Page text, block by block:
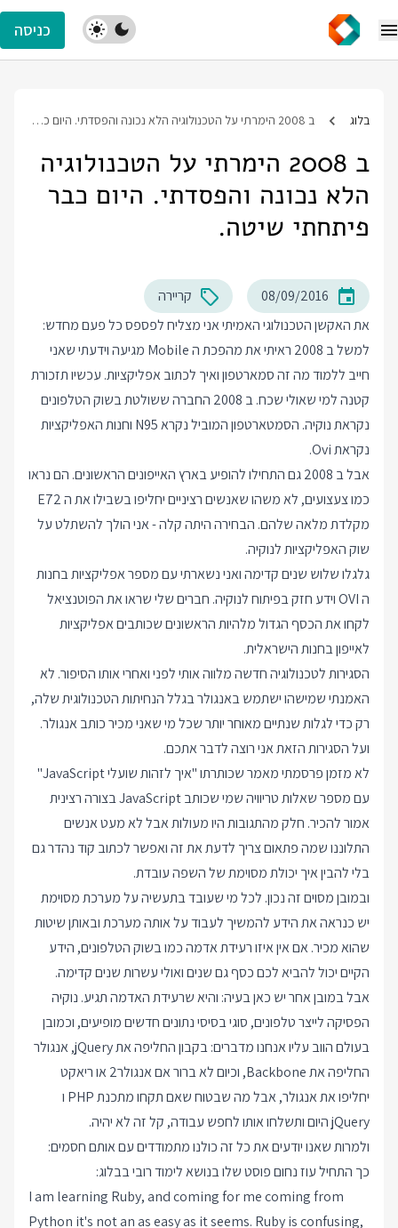
כניסה
בלוג ב 2008 הימרתי על הטכנולוגיה הלא נכונה והפסדתי. היום כבר פיתחתי שיטה.
ב 2008 הימרתי על הטכנולוגיה
הלא נכונה והפסדתי. היום כבר
פיתחתי שיטה.
08/09/2016
קריירה
את האקשן הטכנולוגי האמיתי אני מצליח לפספס כל פעם מחדש:
למשל ב 2008 ראיתי את מהפכת ה Mobile מגיעה וידעתי שאני
חייב ללמוד מה זה סמארטפון ואיך לכתוב אפליקציות. עכשיו תזכורת
קטנה למי שאולי שכח. ב 2008 החברה ששולטת בשוק הטלפונים
נקראת נוקיה. הסמטארטפון המוביל נקרא N95 וחנות האפליקציות
נקראת Ovi.
אבל ב 2008 גם התחילו להופיע בארץ האייפונים הראשונים. הם נראו
כמו צעצועים, לא משהו שאנשים רציניים יחליפו בשבילו את ה E72
מקלדת מלאה שלהם. הבחירה היתה קלה - אני הולך להשתלט על
שוק האפליקציות לנוקיה.
גלגלו שלוש שנים קדימה ואני נשארתי עם מספר אפליקציות בחנות
ה OVI וידע חזק בפיתוח לנוקיה. חברים שלי שראו את הפוטנציאל
לקחו את הכסף הגדול מלהיות הראשונים שכותבים אפליקציות
לאייפון בחנות הישראלית.
הסגירות לטכנולוגיה חדשה מלווה אותי לפני ואחרי אותו הסיפור. לא
האמנתי שמישהו ישתמש באנגולר בגלל הנחיתות הטכנולוגית שלה,
רק כדי לגלות שנתיים מאוחר יותר שכל מי שאני מכיר כותב אנגולר.
ועל הסגירות הזאת אני רוצה לדבר אתכם.
לא מזמן פרסמתי מאמר שכותרתו "איך לזהות שועלי JavaScript"
עם מספר שאלות טריוויה שמי שכותב JavaScript בצורה רצינית
אמור להכיר. חלק מהתגובות היו מעולות אבל לא מעט אנשים
התלוננו שמה פתאום צריך לדעת את זה ואפשר לכתוב קוד נהדר גם
בלי להבין איך יכולת מסוימת של השפה עובדת.
ובמובן מסוים זה נכון. לכל מי שעובד בתעשיה על מערכת מסוימת
יש כנראה את הידע להמשיך לעבוד על אותה מערכת ובאותן שיטות
שהוא מכיר. אם אין איזו רעידת אדמה כמו בשוק הטלפונים, הידע
הקיים יכול להביא לכם כסף גם שנים ואולי עשרות שנים קדימה.
אבל במובן אחר יש כאן בעיה: והיא שרעידת האדמה תגיע. נוקיה
הפסיקה לייצר טלפונים, סוגי בסיסי נתונים חדשים מופיעים, וכמובן
בעולם הווב עליו אנחנו מדברים: בקבון החליפה את jQuery, אנגולר
החליפה את Backbone, וכיום לא ברור אם אנגולר2 או ריאקט
יחליפו את אנגולר, אבל מה שבטוח שאם תקחו מתכנת PHP ו
jQuery היום ותשלחו אותו לחפש עבודה, קל זה לא יהיה.
ולמרות שאנו יודעים את כל זה כולנו מתמודדים עם אותם חסמים:
כך התחילעוז נחוםפוסט שלו בנושא לימוד רובי בבלוג:
I am learning Ruby, and coming for me coming from
Python it's not an as easy as it seems. Ruby is confusing,